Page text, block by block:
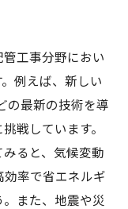
工事分野におい
例えば、新しい
の最新の技術を導
戦しています。
ると、気候変動
率で省エネルギ
また、地震や災